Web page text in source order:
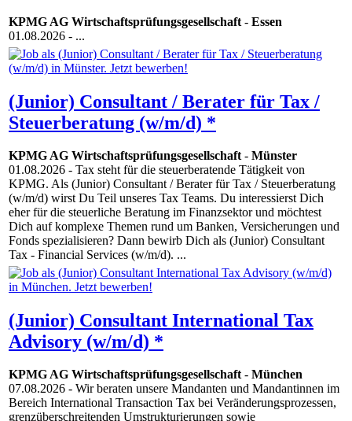
KPMG AG Wirtschaftsprüfungsgesellschaft- Essen
01.08.2026 - ...
(Junior) Consultant / Berater für Tax /
Steuerberatung (w/m/d) *
KPMG AG Wirtschaftsprüfungsgesellschaft- Münster
01.08.2026 - Tax steht für die steuerberatende Tätigkeit von
KPMG. Als (Junior) Consultant / Berater für Tax / Steuerberatung
(w/m/d) wirst Du Teil unseres Tax Teams. Du interessierst Dich
eher für die steuerliche Beratung im Finanzsektor und möchtest
Dich auf komplexe Themen rund um Banken, Versicherungen und
Fonds spezialisieren? Dann bewirb Dich als (Junior) Consultant
Tax - Financial Services (w/m/d). ...
(Junior) Consultant International Tax
Advisory (w/m/d) *
KPMG AG Wirtschaftsprüfungsgesellschaft- München
07.08.2026 - Wir beraten unsere Mandanten und Mandantinnen im
Bereich International Transaction Tax bei Veränderungsprozessen,
grenzüberschreitenden Umstrukturierungen sowie